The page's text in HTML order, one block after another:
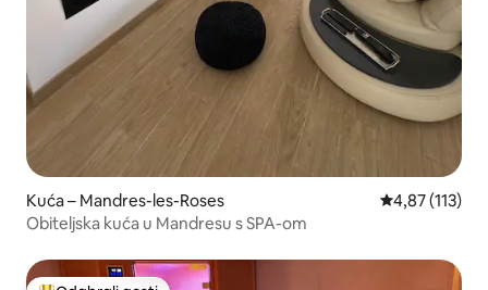
Kuća – Mandres-les-Roses Prosječna
4,87 (113)
Obiteljska kuća u Mandresu s SPA-om